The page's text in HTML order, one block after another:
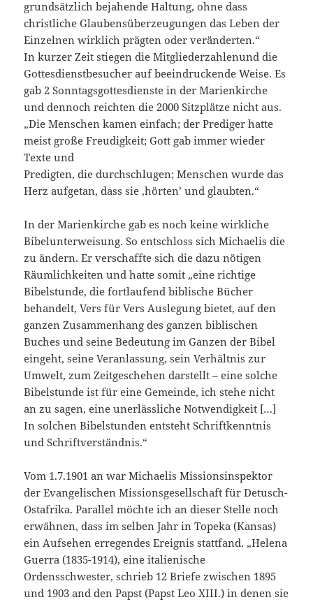
grundsätzlich bejahende Haltung, ohne dass
christliche Glaubensüberzeugungen das Leben der
Einzelnen wirklich prägten oder veränderten.“
In kurzer Zeit stiegen die Mitgliederzahlenund die
Gottesdienstbesucher auf beeindruckende Weise. Es
gab 2 Sonntagsgottesdienste in der Marienkirche
und dennoch reichten die 2000 Sitzplätze nicht aus.
„Die Menschen kamen einfach; der Prediger hatte
meist große Freudigkeit; Gott gab immer wieder
Texte und
Predigten, die durchschlugen; Menschen wurde das
Herz aufgetan, dass sie ‚hörten’ und glaubten.“
In der Marienkirche gab es noch keine wirkliche
Bibelunterweisung. So entschloss sich Michaelis die
zu ändern. Er verschaffte sich die dazu nötigen
Räumlichkeiten und hatte somit „eine richtige
Bibelstunde, die fortlaufend biblische Bücher
behandelt, Vers für Vers Auslegung bietet, auf den
ganzen Zusammenhang des ganzen biblischen
Buches und seine Bedeutung im Ganzen der Bibel
eingeht, seine Veranlassung, sein Verhältnis zur
Umwelt, zum Zeitgeschehen darstellt – eine solche
Bibelstunde ist für eine Gemeinde, ich stehe nicht
an zu sagen, eine unerlässliche Notwendigkeit […]
In solchen Bibelstunden entsteht Schriftkenntnis
und Schriftverständnis.“
Vom 1.7.1901 an war Michaelis Missionsinspektor
der Evangelischen Missionsgesellschaft für Detusch-
Ostafrika. Parallel möchte ich an dieser Stelle noch
erwähnen, dass im selben Jahr in Topeka (Kansas)
ein Aufsehen erregendes Ereignis stattfand. „Helena
Guerra (1835-1914), eine italienische
Ordensschwester, schrieb 12 Briefe zwischen 1895
und 1903 and den Papst (Papst Leo XIII.) in denen sie